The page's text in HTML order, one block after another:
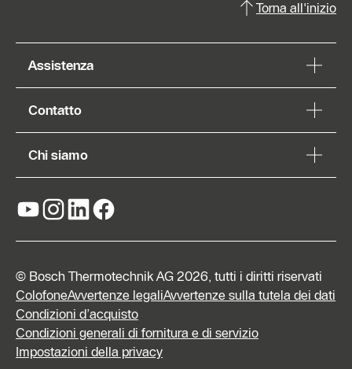
Torna all'inizio
Assistenza
Contatto
Chi siamo
© Bosch Thermotechnik AG 2026, tutti i diritti riservati
ColofoneAvvertenze legaliAvvertenze sulla tutela dei dati
Condizioni d’acquisto
Condizioni generali di fornitura e di servizio
Impostazioni della privacy